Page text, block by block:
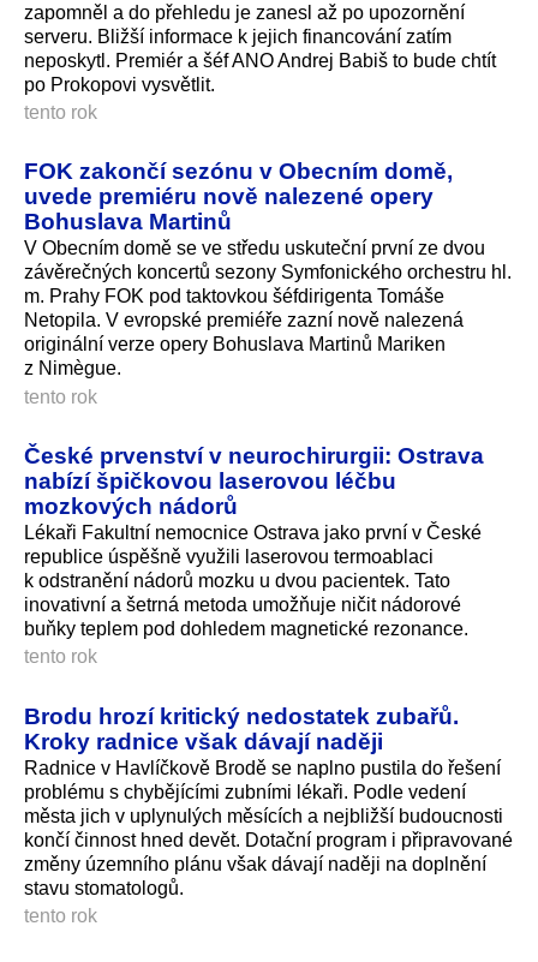
zapomněl a do přehledu je zanesl až po upozornění
serveru. Bližší informace k jejich financování zatím
neposkytl. Premiér a šéf ANO Andrej Babiš to bude chtít
po Prokopovi vysvětlit.
tento rok
FOK zakončí sezónu v Obecním domě,
uvede premiéru nově nalezené opery
Bohuslava Martinů
V Obecním domě se ve středu uskuteční první ze dvou
závěrečných koncertů sezony Symfonického orchestru hl.
m. Prahy FOK pod taktovkou šéfdirigenta Tomáše
Netopila. V evropské premiéře zazní nově nalezená
originální verze opery Bohuslava Martinů Mariken
z Nimègue.
tento rok
České prvenství v neurochirurgii: Ostrava
nabízí špičkovou laserovou léčbu
mozkových nádorů
Lékaři Fakultní nemocnice Ostrava jako první v České
republice úspěšně využili laserovou termoablaci
k odstranění nádorů mozku u dvou pacientek. Tato
inovativní a šetrná metoda umožňuje ničit nádorové
buňky teplem pod dohledem magnetické rezonance.
tento rok
Brodu hrozí kritický nedostatek zubařů.
Kroky radnice však dávají naději
Radnice v Havlíčkově Brodě se naplno pustila do řešení
problému s chybějícími zubními lékaři. Podle vedení
města jich v uplynulých měsících a nejbližší budoucnosti
končí činnost hned devět. Dotační program i připravované
změny územního plánu však dávají naději na doplnění
stavu stomatologů.
tento rok